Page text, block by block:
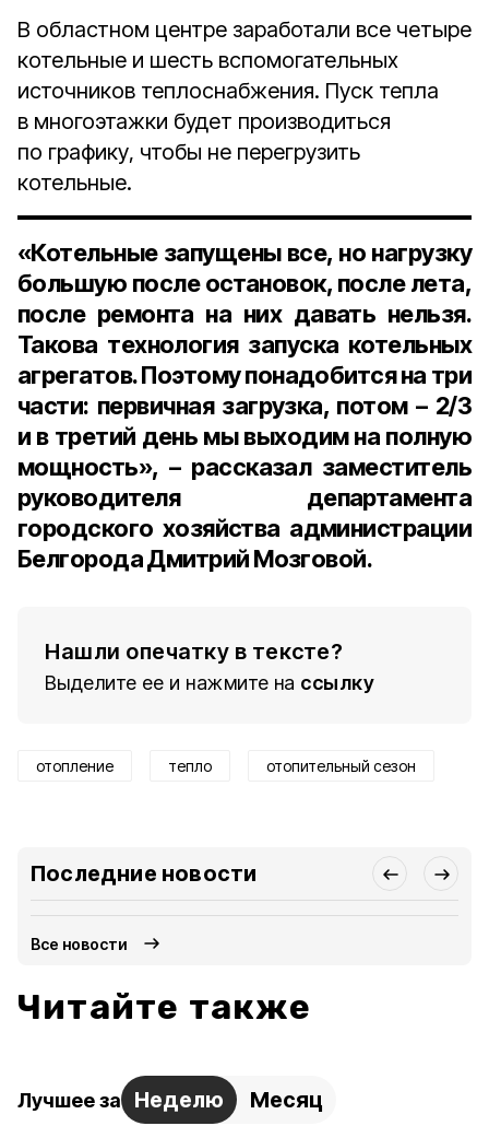
В областном центре заработали все четыре
котельные и шесть вспомогательных
источников теплоснабжения. Пуск тепла
в многоэтажки будет производиться
по графику, чтобы не перегрузить
котельные.
«Котельные запущены все, но нагрузку
большую после остановок, после лета,
после ремонта на них давать нельзя.
Такова технология запуска котельных
агрегатов. Поэтому понадобится на три
части: первичная загрузка, потом – 2/3
и в третий день мы выходим на полную
мощность», – рассказал заместитель
руководителя департамента
городского хозяйства администрации
Белгорода Дмитрий Мозговой.
Нашли опечатку в тексте?
Выделите ее и нажмите на ссылку
отопление тепло отопительный сезон
Последние новости
Все новости
Читайте также
Лучшее за Неделю Месяц